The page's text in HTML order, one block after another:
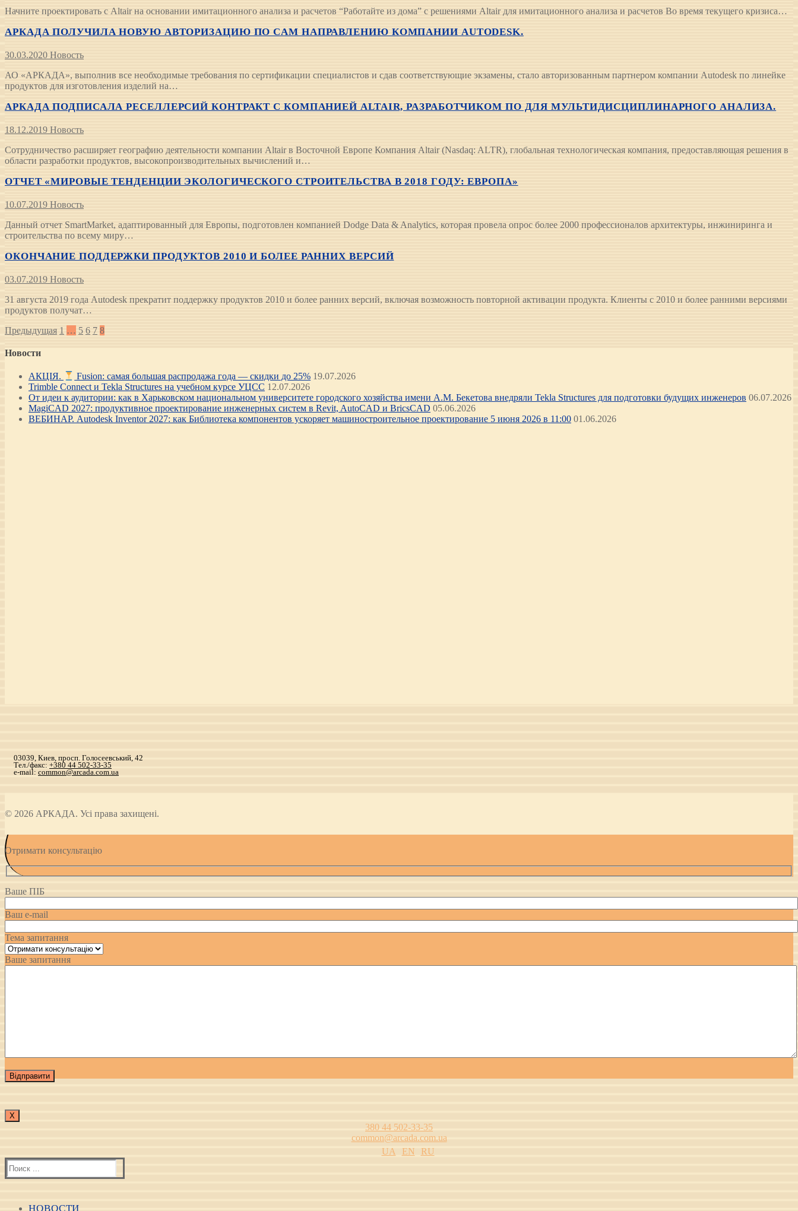
Начните проектировать с Altair на основании имитационного анализа и расчетов “Работайте из дома” с решениями Altair для имитационного анализа и расчетов Во время текущего кризиса…
АРКАДА ПОЛУЧИЛА НОВУЮ АВТОРИЗАЦИЮ ПО CAM НАПРАВЛЕНИЮ КОМПАНИИ AUTODESK.
30.03.2020 Новость
АО «АРКАДА», выполнив все необходимые требования по сертификации специалистов и сдав соответствующие экзамены, стало авторизованным партнером компании Autodesk по линейке
продуктов для изготовления изделий на…
АРКАДА ПОДПИСАЛА РЕСЕЛЛЕРСИЙ КОНТРАКТ С КОМПАНИЕЙ ALTAIR, РАЗРАБОТЧИКОМ ПО ДЛЯ МУЛЬТИДИСЦИПЛИНАРНОГО АНАЛИЗА.
18.12.2019 Новость
Сотрудничество расширяет географию деятельности компании Altair в Восточной Европе Компания Altair (Nasdaq: ALTR), глобальная технологическая компания, предоставляющая решения в
области разработки продуктов, высокопроизводительных вычислений и…
ОТЧЕТ «МИРОВЫЕ ТЕНДЕНЦИИ ЭКОЛОГИЧЕСКОГО СТРОИТЕЛЬСТВА В 2018 ГОДУ: ЕВРОПА»
10.07.2019 Новость
Данный отчет SmartMarket, адаптированный для Европы, подготовлен компанией Dodge Data & Analytics, которая провела опрос более 2000 профессионалов архитектуры, инжиниринга и
строительства по всему миру…
ОКОНЧАНИЕ ПОДДЕРЖКИ ПРОДУКТОВ 2010 И БОЛЕЕ РАННИХ ВЕРСИЙ
03.07.2019 Новость
31 августа 2019 года Autodesk прекратит поддержку продуктов 2010 и более ранних версий, включая возможность повторной активации продукта. Клиенты с 2010 и более ранними версиями
продуктов получат…
Пагинация
записей
Предыдущая 1 … 5 6 7 8
Новости
АКЦІЯ. Fusion: самая большая распродажа года — скидки до 25% 19.07.2026
Trimble Connect и Tekla Structures на учебном курсе УЦСС 12.07.2026
От идеи к аудитории: как в Харьковском национальном университете городского хозяйства имени А.М. Бекетова внедряли Tekla Structures для подготовки будущих инженеров 06.07.2026
MagiCAD 2027: продуктивное проектирование инженерных систем в Revit, AutoCAD и BricsCAD 05.06.2026
ВЕБИНАР. Autodesk Inventor 2027: как Библиотека компонентов ускоряет машиностроительное проектирование 5 июня 2026 в 11:00 01.06.2026
03039, Киев, просп. Голосеевський, 42
Тел./факс: +380 44 502-33-35
e-mail: common@arcada.com.ua
© 2026 АРКАДА. Усі права захищені.
Отримати консультацію
Ваше ПІБ
Ваш e-mail
Тема запитання
Ваше запитання
Х
380 44 502-33-35
common@arcada.com.ua
UA
EN
RU
Найти:
НОВОСТИ